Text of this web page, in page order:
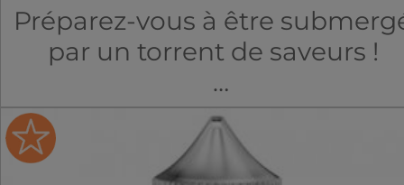
Préparez-vous à être
par un torrent de saveurs !
Une pastèque juteuse et melon
et des citrons bien acides.